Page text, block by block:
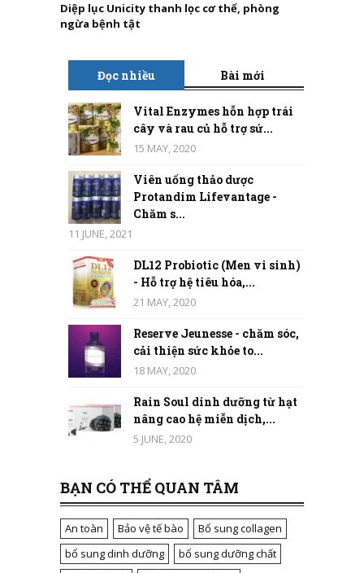
Diệp lục Unicity thanh lọc cơ thể, phòng
ngừa bệnh tật
Đọc nhiều Bài mới
Vital Enzymes hỗn hợp trái
cây và rau củ hỗ trợ sứ...
15 MAY, 2020
Viên uống thảo dược
Protandim Lifevantage -
Chăm s...
11 JUNE, 2021
DL12 Probiotic (Men vi sinh)
- Hỗ trợ hệ tiêu hóa,...
21 MAY, 2020
Reserve Jeunesse - chăm sóc,
cải thiện sức khỏe to...
18 MAY, 2020
Rain Soul dinh dưỡng từ hạt
nâng cao hệ miễn dịch,...
5 JUNE, 2020
BẠN CÓ THỂ QUAN TÂM
An toàn Bảo vệ tế bào
Bổ sung collagen
bổ sung dinh dưỡng
bổ sung dưỡng chất